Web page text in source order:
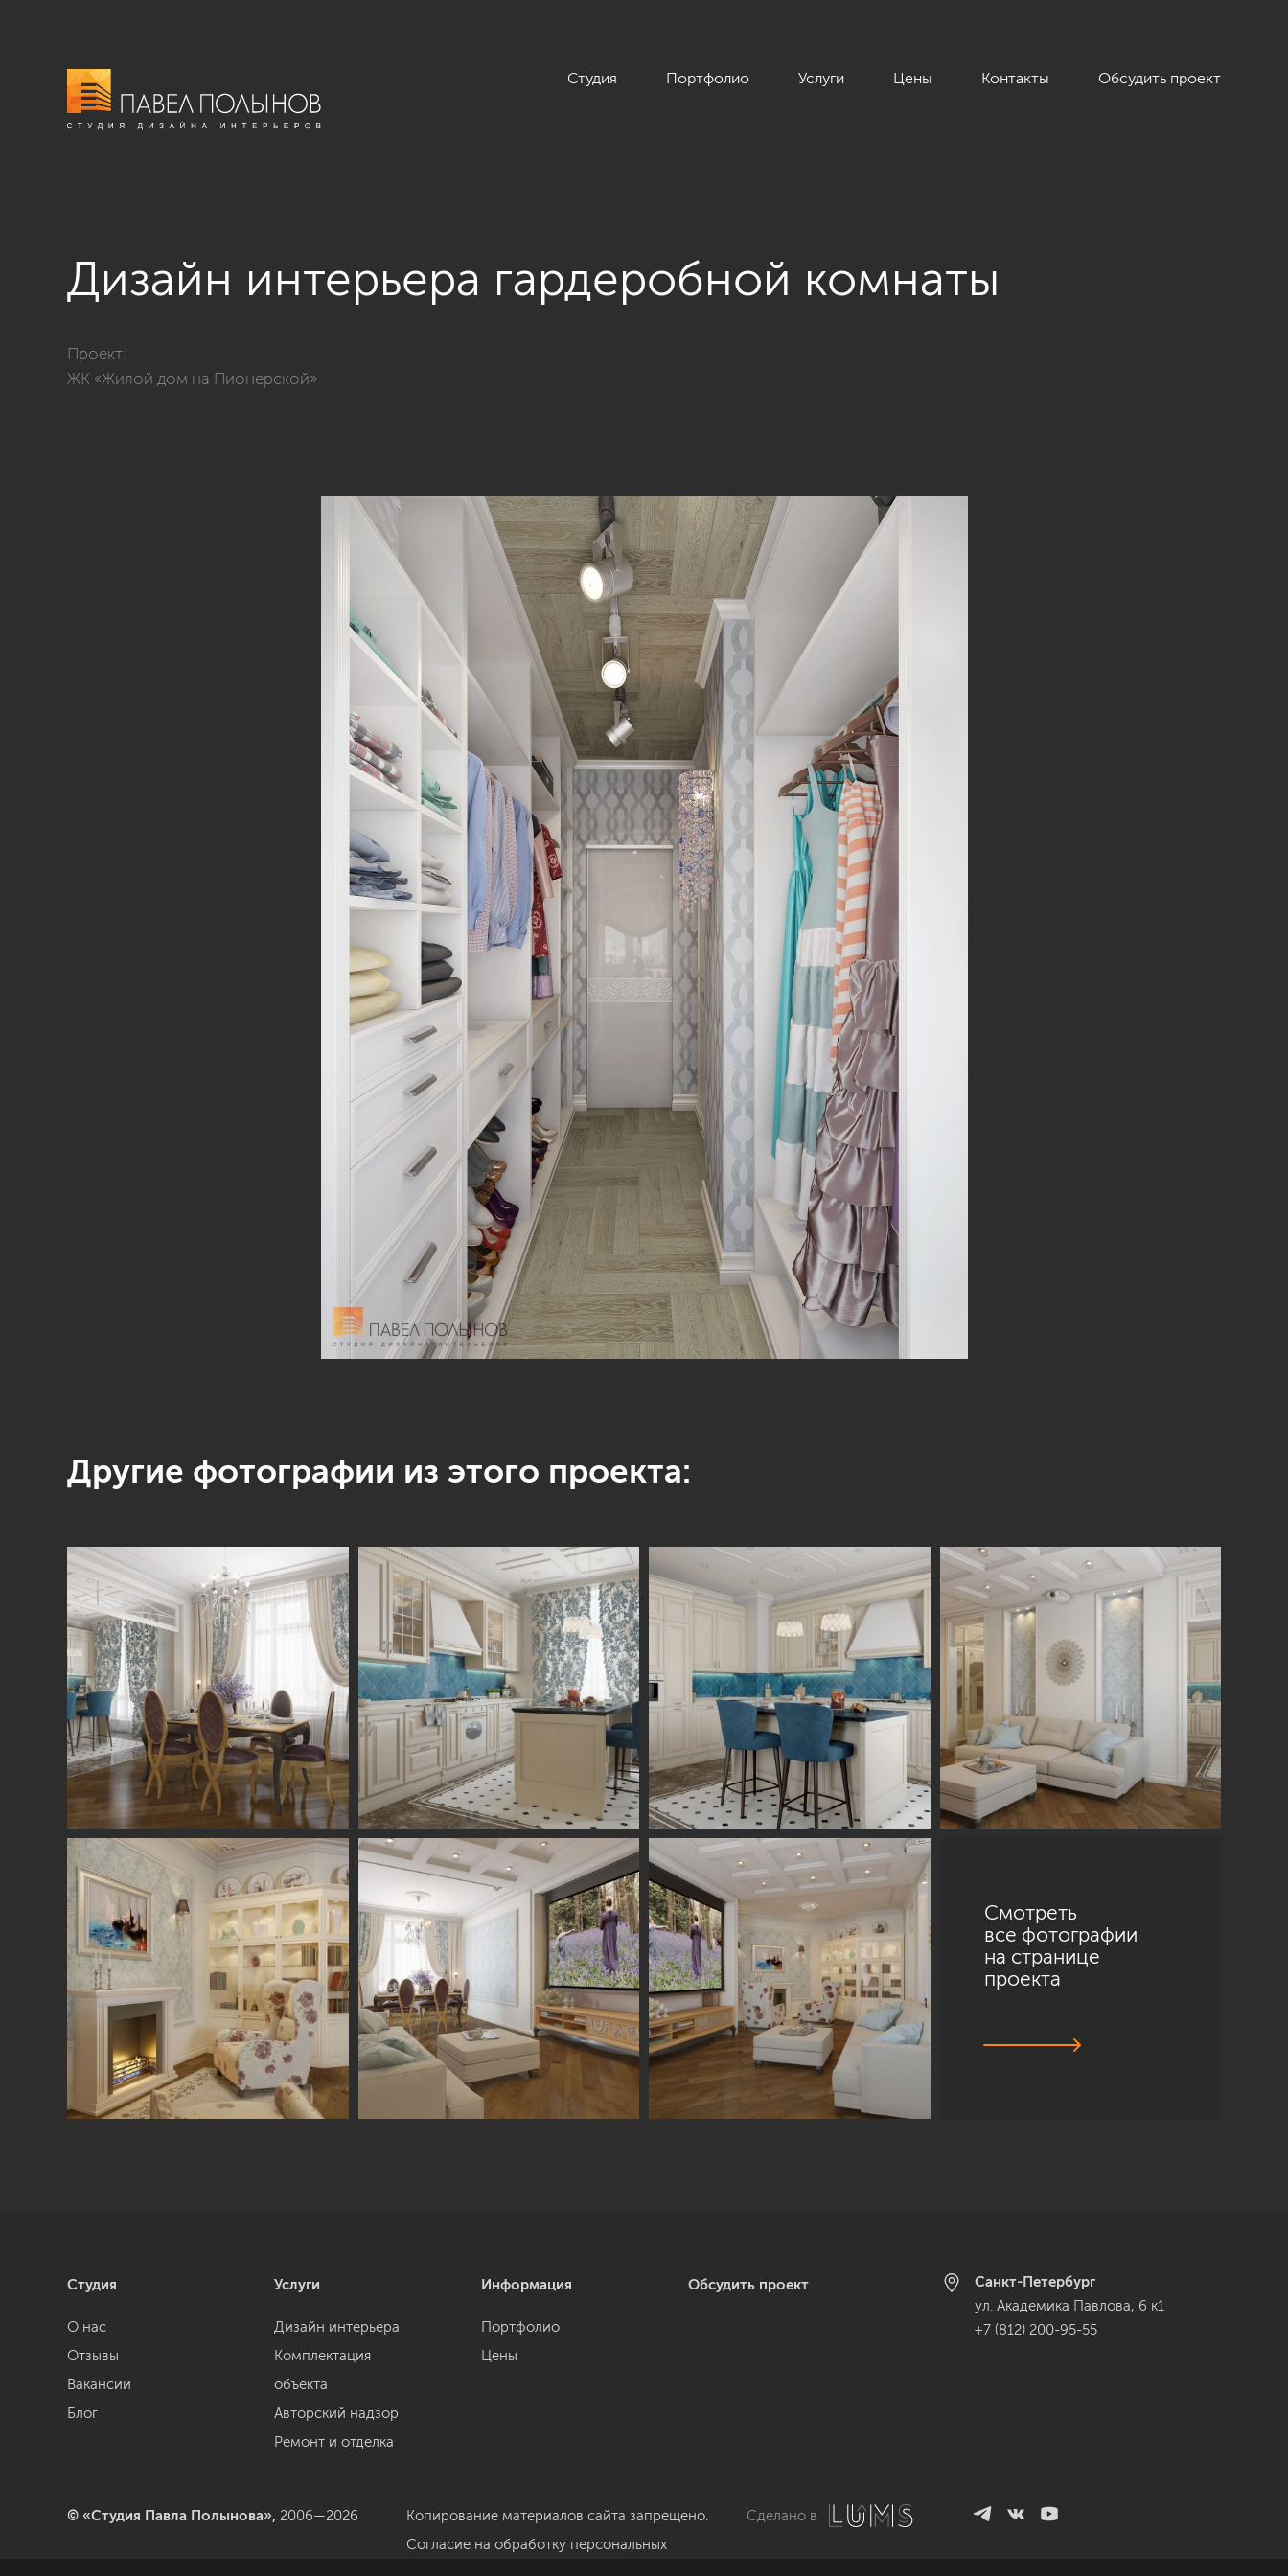
Студия Портфолио Услуги Цены Контакты Обсудить проект
Дизайн интерьера гардеробной комнаты
Проект:
ЖК «Жилой дом на Пионерской»
Другие фотографии из этого проекта:
Смотреть
все фотографии
на странице
проекта
Студия
О нас
Отзывы
Вакансии
Блог
Услуги
Дизайн интерьера
Комплектация
объекта
Авторский надзор
Ремонт и отделка
Информация
Портфолио
Цены
Обсудить проект
Санкт-Петербург
ул. Академика Павлова, 6 к1
+7 (812) 200-95-55
© «Студия Павла Полынова», 2006—2026
Копирование материалов сайта запрещено.
Согласие на обработку персональных
Сделано в